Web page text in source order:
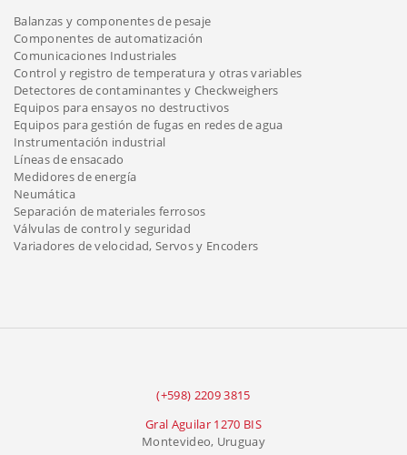
Balanzas y componentes de pesaje
Componentes de automatización
Comunicaciones Industriales
Control y registro de temperatura y otras variables
Detectores de contaminantes y Checkweighers
Equipos para ensayos no destructivos
Equipos para gestión de fugas en redes de agua
Instrumentación industrial
Líneas de ensacado
Medidores de energía
Neumática
Separación de materiales ferrosos
Válvulas de control y seguridad
Variadores de velocidad, Servos y Encoders
(+598) 2209 3815
Gral Aguilar 1270 BIS
Montevideo, Uruguay